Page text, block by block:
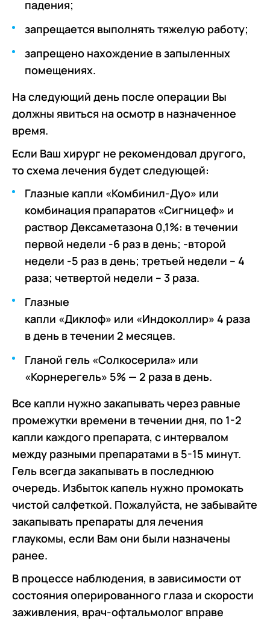
падения;
запрещается выполнять тяжелую работу;
запрещено нахождение в запыленных
помещениях.
На следующий день после операции Вы
должны явиться на осмотр в назначенное
время.
Если Ваш хирург не рекомендовал другого,
то схема лечения будет следующей:
Глазные капли «Комбинил-Дуо» или
комбинация прапаратов «Сигницеф» и
раствор Дексаметазона 0,1%: в течении
первой недели -6 раз в день; -второй
недели -5 раз в день; третьей недели – 4
раза; четвертой недели – 3 раза.
Глазные
капли «Диклоф» или «Индоколлир» 4 раза
в день в течении 2 месяцев.
Гланой гель «Солкосерила» или
«Корнерегель» 5% — 2 раза в день.
Все капли нужно закапывать через равные
промежутки времени в течении дня, по 1-2
капли каждого препарата, с интервалом
между разными препаратами в 5-15 минут.
Гель всегда закапывать в последнюю
очередь. Избыток капель нужно промокать
чистой салфеткой. Пожалуйста, не забывайте
закапывать препараты для лечения
глаукомы, если Вам они были назначены
ранее.
В процессе наблюдения, в зависимости от
состояния оперированного глаза и скорости
заживления, врач-офтальмолог вправе